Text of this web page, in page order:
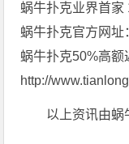
蜗牛扑克业界首家
蜗牛扑克官方网址
蜗牛扑克50%高额
http://
以上资讯由蜗